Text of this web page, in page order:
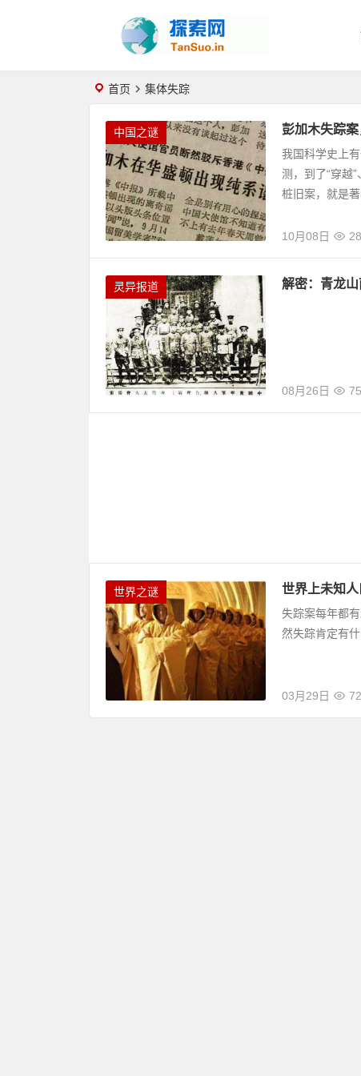
首页 集体失踪
中国之谜 彭加木失踪案
我国科学史上
测，到了“穿越
桩旧案，就是
10月08日 28
灵异报道 解密：青龙
08月26日 75
世界之谜 世界上未知
失踪案每年都
然失踪肯定有什
03月29日 72